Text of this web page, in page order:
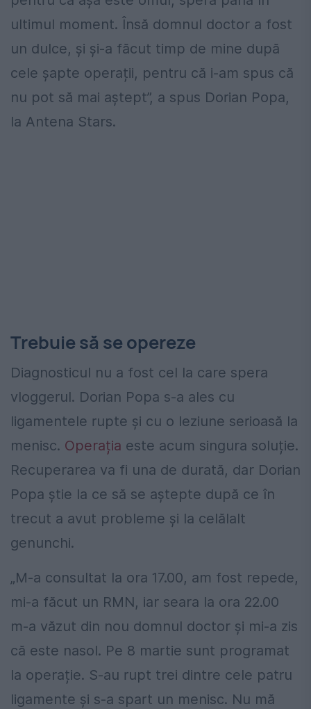
ultimul moment. Însă domnul doctor a fost
un dulce, și și-a făcut timp de mine după
cele șapte operații, pentru că i-am spus că
nu pot să mai aștept”, a spus Dorian Popa,
la Antena Stars.
Trebuie să se opereze
Diagnosticul nu a fost cel la care spera
vloggerul. Dorian Popa s-a ales cu
ligamentele rupte și cu o leziune serioasă la
menisc. Operația este acum singura soluție.
Recuperarea va fi una de durată, dar Dorian
Popa știe la ce să se aștepte după ce în
trecut a avut probleme și la celălalt
genunchi.
„M-a consultat la ora 17.00, am fost repede,
mi-a făcut un RMN, iar seara la ora 22.00
m-a văzut din nou domnul doctor și mi-a zis
că este nasol. Pe 8 martie sunt programat
la operație. S-au rupt trei dintre cele patru
ligamente și s-a spart un menisc. Nu mă